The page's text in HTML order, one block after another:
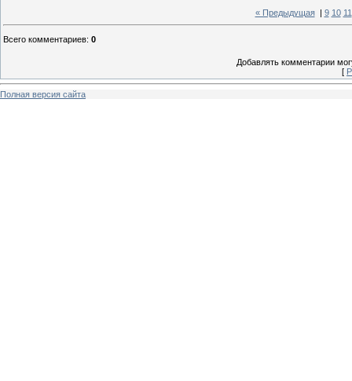
« Предыдущая| 9 10 11
Всего комментариев: 0
Добавлять комментарии
[
Полная версия сайта